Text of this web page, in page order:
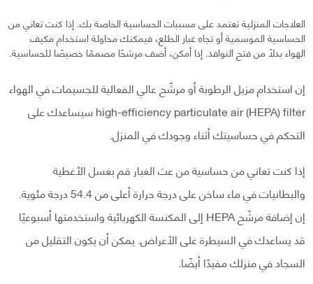
العلاجات المنزلية تعتمد على مسببات الحساسية الخاصة بك. إذا كنت تعاني من
الحساسية الموسمية أو تجاه غبار الطلع، فيمكنك محاولة استخدام مكيف
الهواء بدلًا من فتح النوافذ. إذا أمكن، أضف مرشحًا مصممًا خصيصًا للحساسية.
إن استخدام مزيل الرطوبة أو مرشّح عالي الفعالية للجسيمات في الهواء
high-efficiency particulate air (HEPA) filter سيساعدك على
التحكم في حساسيتك أثناء وجودك في المنزل.
إذا كنت تعاني من حساسية من عث الغبار قم بغسل الأغطية
والبطانيات في ماء ساخن على درجة حرارة أعلى من 54.4 درجة مئوية.
إن إضافة مرشّح HEPA إلى المكنسة الكهربائية واستخدمتها أسبوعيًا
قد يساعدك في السيطرة على الأعراض. يمكن أن يكون التقليل من
السجاد في منزلك مفيدًا أيضًا.